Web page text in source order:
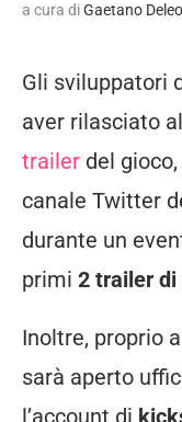
a cura diGaetano Deleo
Gli sviluppatori
aver rilasciato
trailer del
canale Twitter
durante un
primi 2 trailer di
Inoltre, proprio
sarà aperto